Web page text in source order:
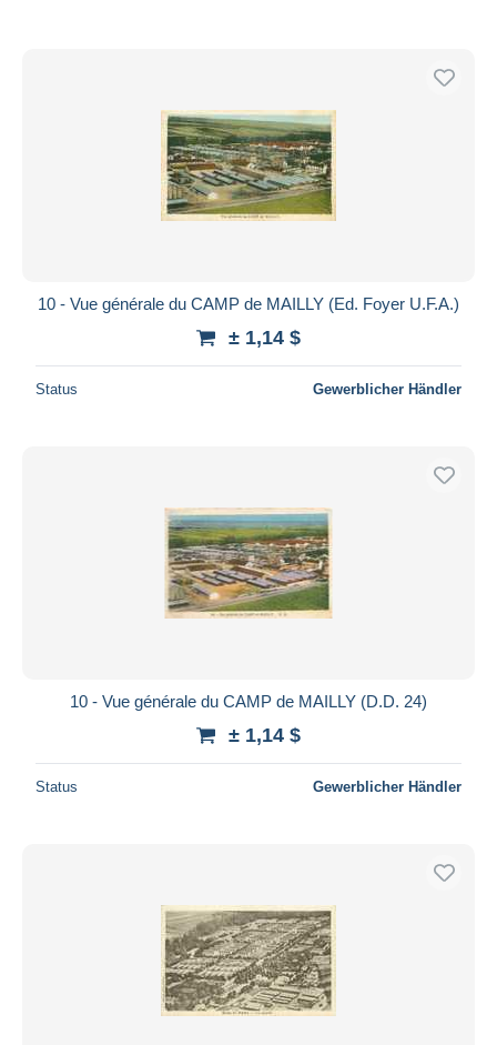
10 - Vue générale du CAMP de MAILLY (Ed. Foyer U.F.A.)
± 1,14 $
Status Gewerblicher Händler
10 - Vue générale du CAMP de MAILLY (D.D. 24)
± 1,14 $
Status Gewerblicher Händler